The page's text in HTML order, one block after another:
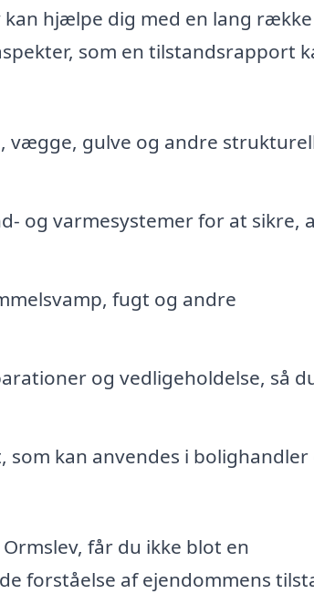
hjælpe dig med en lang række
som en tilstandsrapport
vægge, gulve og andre
og varmesystemer for at sikre,
fugt og andre
og vedligeholdelse, så
kan anvendes i bolighandler
får du ikke blot en
forståelse af ejendommens